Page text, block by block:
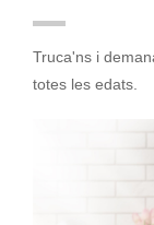
Truca'ns i
totes les edats.